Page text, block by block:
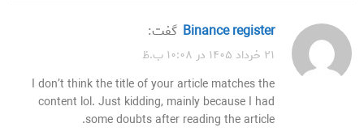
binance register گفت:
۲۱ خرداد ۱۴۰۵ در ۱۰:۰۸ ب.ظ
I don’t think the title of your article matches the
content lol. Just kidding, mainly because I had
some doubts after reading the article.